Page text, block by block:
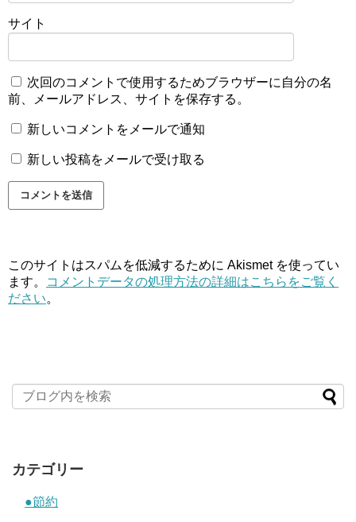
サイト
次回のコメントで使用するためブラウザーに自分の名
前、メールアドレス、サイトを保存する。
新しいコメントをメールで通知
新しい投稿をメールで受け取る
このサイトはスパムを低減するために Akismet を使ってい
ます。
コメントデータの処理方法の詳細はこちらをご覧く
ださい。
カテゴリー
●節約